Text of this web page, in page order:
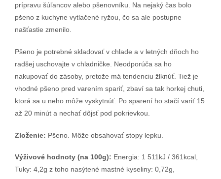
prípravu šúľancov alebo pšenovníku. Na nejaký čas bolo
pšeno z kuchyne vytlačené ryžou, čo sa ale postupne
našťastie zmenilo.
Pšeno je potrebné skladovať v chlade a v letných dňoch ho
radšej uschovajte v chladničke. Neodporúča sa ho
nakupovať do zásoby, pretože má tendenciu žlknúť. Tiež je
vhodné pšeno pred varením spariť, zbaví sa tak horkej chuti,
ktorá sa u neho môže vyskytnúť. Po sparení ho stačí variť 15
až 20 minút a nechať dôjsť pod pokrievkou.
Zloženie: Pšeno. Môže obsahovať stopy lepku.
Výživové hodnoty (na 100g): Energia: 1 511kJ / 361kcal,
Tuky: 4,2g z toho nasýtené mastné kyseliny: 0,72g,